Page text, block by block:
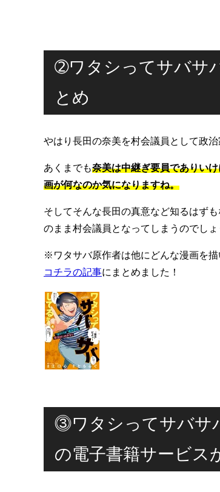
➁ワタシってサバサ
とめ
やはり長田の奈美を村会議員として政
あくまでも奈美は中継ぎ要員でありい
画が何なのか気になりますね。
そしてそんな長田の真意など知るはず
のまま村会議員となってしまうのでしょ
※ワタサバ原作者は他にどんな漫画を
コチラの記事にまとめました！
⓷ワタシってサバサ
の電子書籍サービス